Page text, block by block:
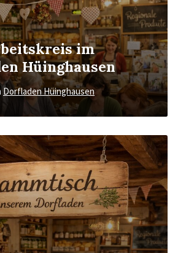
im
Hüinghausen
Dorfladen Hüinghausen